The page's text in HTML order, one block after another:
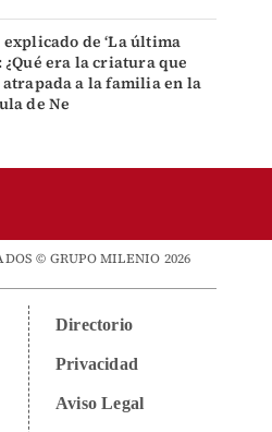
de ‘La última
¿Qué era la criatura que
a la familia en la
de Ne
© GRUPO MILENIO 2026
Directorio
Privacidad
Aviso Legal